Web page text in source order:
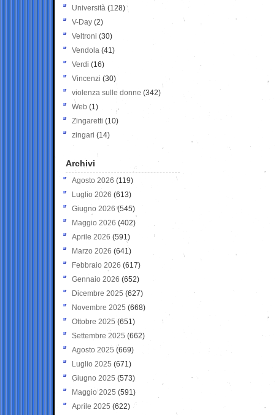
Università (128)
V-Day (2)
Veltroni (30)
Vendola (41)
Verdi (16)
Vincenzi (30)
violenza sulle donne (342)
Web (1)
Zingaretti (10)
zingari (14)
Archivi
Agosto 2026 (119)
Luglio 2026 (613)
Giugno 2026 (545)
Maggio 2026 (402)
Aprile 2026 (591)
Marzo 2026 (641)
Febbraio 2026 (617)
Gennaio 2026 (652)
Dicembre 2025 (627)
Novembre 2025 (668)
Ottobre 2025 (651)
Settembre 2025 (662)
Agosto 2025 (669)
Luglio 2025 (671)
Giugno 2025 (573)
Maggio 2025 (591)
Aprile 2025 (622)